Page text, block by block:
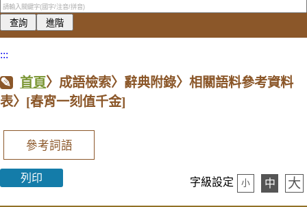
:::
首頁〉成語檢索〉辭典附錄〉相關語料參考資料
表〉 [春宵一刻值千金]
參考詞語
列印 字級設定 小 中 大